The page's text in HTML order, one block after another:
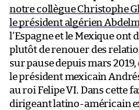
notre collègue Christophe
le président algérien
l’Espagne et le Mexique ont
plutôt de renouer des
sur pause depuis mars
le président mexicain
au roi Felipe VI. Dans cette
dirigeant latino-américain